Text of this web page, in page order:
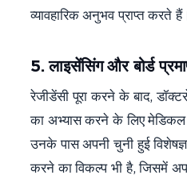
व्यावहारिक अनुभव प्राप्त करते
5. लाइसेंसिंग और बोर्ड
रेजीडेंसी पूरा करने के बाद,
का अभ्यास करने के लिए मेडिकल
उनके पास अपनी चुनी हुई
करने का विकल्प भी है, जिसमें